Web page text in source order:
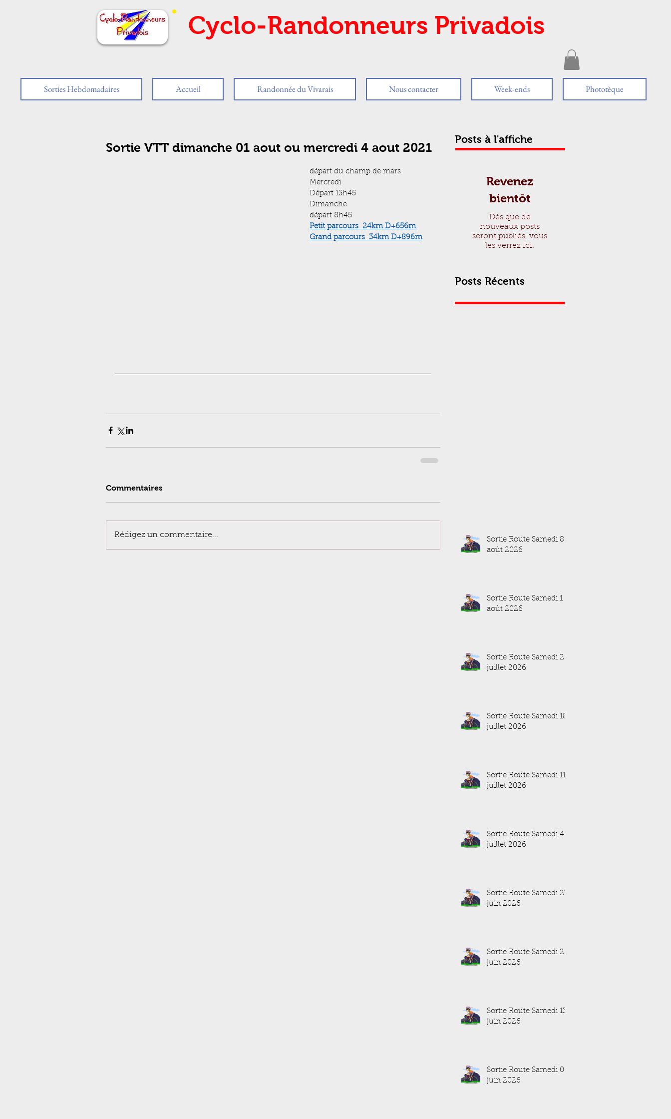
Cyclo-Randonneurs Privadois
Sorties Hebdomadaires Accueil Randonnée du Vivarais Nous contacter Week-ends Phototèque
Sortie VTT dimanche 01 aout ou mercredi 4 aout 2021
départ du champ de mars
Mercredi
Départ 13h45
Dimanche
départ 8h45
Petit parcours  24km D+656m
Grand parcours  34km D+896m
Commentaires
Rédigez un commentaire...
Posts à l'affiche
Revenez
bientôt
Dès que de
nouveaux posts
seront publiés, vous
les verrez ici.
Posts Récents
Sortie Route Samedi 8
août 2026
Sortie Route Samedi 1
août 2026
Sortie Route Samedi 25
juillet 2026
Sortie Route Samedi 18
juillet 2026
Sortie Route Samedi 11
juillet 2026
Sortie Route Samedi 4
juillet 2026
Sortie Route Samedi 27
juin 2026
Sortie Route Samedi 20
juin 2026
Sortie Route Samedi 13
juin 2026
Sortie Route Samedi 06
juin 2026